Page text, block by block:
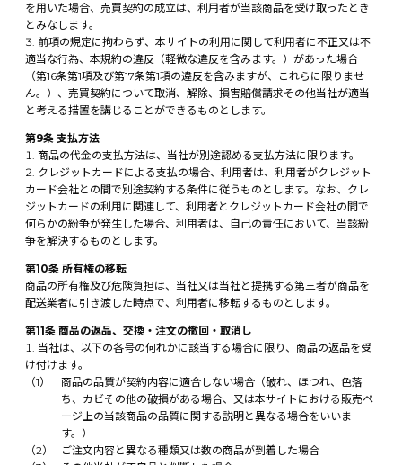
を用いた場合、売買契約の成立は、利用者が当該商品を受け取ったとき
とみなします。
前項の規定に拘わらず、本サイトの利用に関して利用者に不正又は不
適当な行為、本規約の違反（軽微な違反を含みます。）があった場合
（第16条第1項及び第17条第1項の違反を含みますが、これらに限りませ
ん。）、売買契約について取消、解除、損害賠償請求その他当社が適当
と考える措置を講じることができるものとします。
第9条 支払方法
商品の代金の支払方法は、当社が別途認める支払方法に限ります。
クレジットカードによる支払の場合、利用者は、利用者がクレジット
カード会社との間で別途契約する条件に従うものとします。なお、クレ
ジットカードの利用に関連して、利用者とクレジットカード会社の間で
何らかの紛争が発生した場合、利用者は、自己の責任において、当該紛
争を解決するものとします。
第10条 所有権の移転
商品の所有権及び危険負担は、当社又は当社と提携する第三者が商品を
配送業者に引き渡した時点で、利用者に移転するものとします。
第11条 商品の返品、交換・注文の撤回・取消し
当社は、以下の各号の何れかに該当する場合に限り、商品の返品を受
け付けます。
商品の品質が契約内容に適合しない場合（破れ、ほつれ、色落
ち、カビその他の破損がある場合、又は本サイトにおける販売ペ
ージ上の当該商品の品質に関する説明と異なる場合をいいま
す。）
ご注文内容と異なる種類又は数の商品が到着した場合